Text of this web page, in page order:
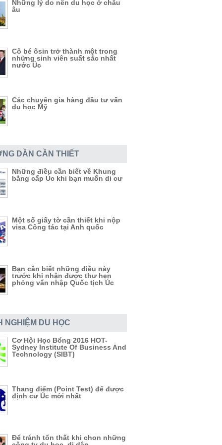
Những lý do nên du học ở châu
âu
Cô bé ôsin trở thành một trong
những sinh viên suất sắc nhất
nước Úc
Các chuyên gia hàng đầu tư vấn
du học Mỹ
DẦN CẦN THIẾT
Những điều cần biết về Khung
bằng cấp Úc khi bạn muốn di cư
Một số giấy tờ cần thiết khi nộp
visa Công tác tại Anh quốc
Bạn cần biết những điều này
trước khi nhận được thư hẹn
phỏng vấn nhập Quốc tịch Úc
NGHIỆM DU HỌC
Cơ Hội Học Bổng 2016 HOT-
Sydney Institute Of Business And
Technology (SIBT)
Thang điểm (Point Test) để được
định cư Úc mới nhất
Để tránh tổn thất khi chon những